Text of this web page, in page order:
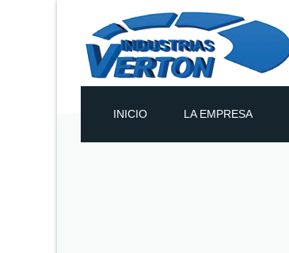
INICIO LA EMPRESA